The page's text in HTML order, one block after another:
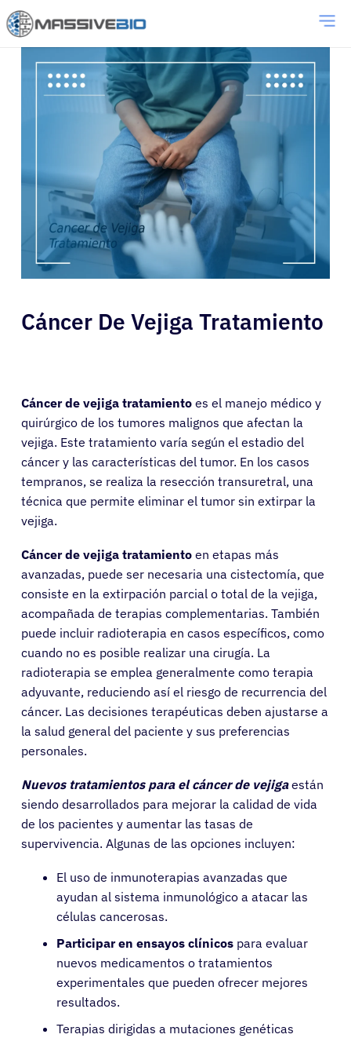
Cáncer De Vejiga Tratamiento
Cáncer de vejiga tratamiento es el manejo médico y
quirúrgico de los tumores malignos que afectan la
vejiga. Este tratamiento varía según el estadio del
cáncer y las características del tumor. En los casos
tempranos, se realiza la resección transuretral, una
técnica que permite eliminar el tumor sin extirpar la
vejiga.
Cáncer de vejiga tratamiento en etapas más
avanzadas, puede ser necesaria una cistectomía, que
consiste en la extirpación parcial o total de la vejiga,
acompañada de terapias complementarias. También
puede incluir radioterapia en casos específicos, como
cuando no es posible realizar una cirugía. La
radioterapia se emplea generalmente como terapia
adyuvante, reduciendo así el riesgo de recurrencia del
cáncer. Las decisiones terapéuticas deben ajustarse a
la salud general del paciente y sus preferencias
personales.
Nuevos tratamientos para el cáncer de vejigaestán
siendo desarrollados para mejorar la calidad de vida
de los pacientes y aumentar las tasas de
supervivencia. Algunas de las opciones incluyen:
El uso de inmunoterapias avanzadas que
ayudan al sistema inmunológico a atacar las
células cancerosas.
Participar en ensayos clínicos para evaluar
nuevos medicamentos o tratamientos
experimentales que pueden ofrecer mejores
resultados.
Terapias dirigidas a mutaciones genéticas